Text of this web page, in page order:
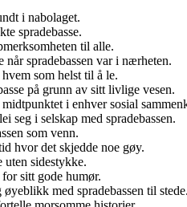
i nabolaget.
spradebasse.
til alle.
spradebassen var i nærheten.
som helst til å le.
på grunn av sitt livlige vesen.
i enhver sosial
seg i selskap med spradebassen.
som venn.
hvor det skjedde noe gøy.
uten sidestykke.
sitt gode humør.
med spradebassen til stede.